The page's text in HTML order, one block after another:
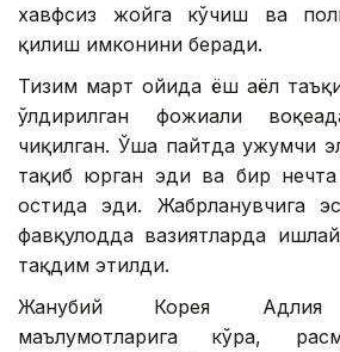
хавфсиз жойга кўчиш ва
қилиш имконини беради.
Тизим март ойида ёш аёл
ўлдирилган фожиали
чиқилган. Ўша пайтда ҳужумчи
тақиб юрган эди ва бир
остида эди. Жабрланувчига
фавқулодда вазиятларда
тақдим этилди.
Жанубий Корея Адлия
маълумотларига кўра,